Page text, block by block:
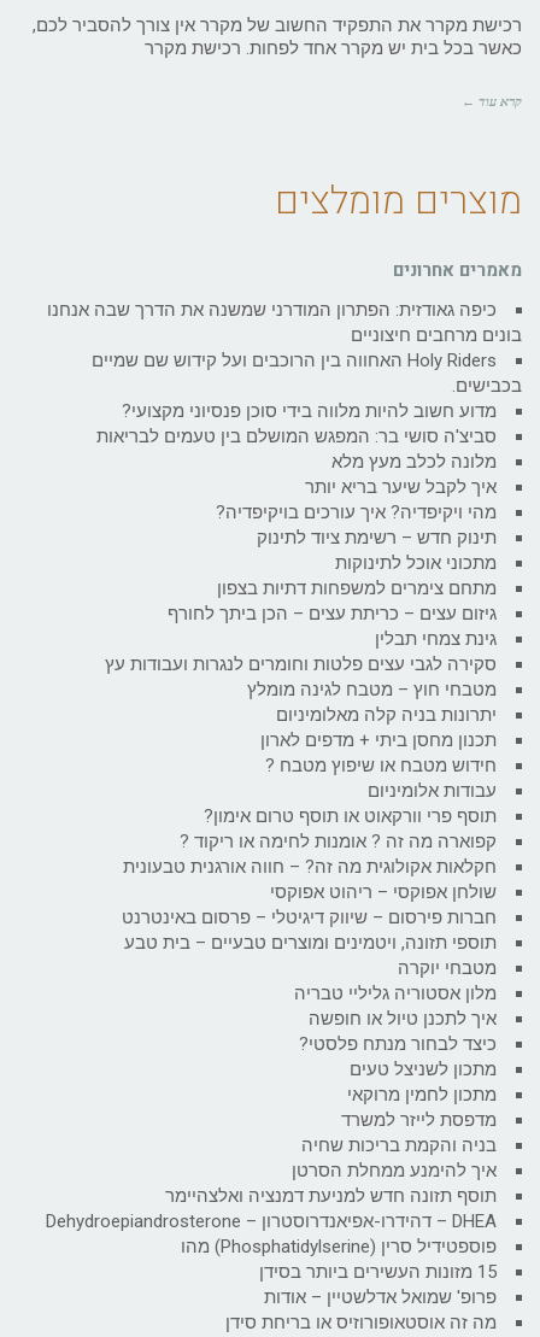
רכישת מקרר את התפקיד החשוב של מקרר אין צורך להסביר לכם,
כאשר בכל בית יש מקרר אחד לפחות. רכישת מקרר
קרא עוד ←
מוצרים מומלצים
מאמרים אחרונים
כיפה גאודזית: הפתרון המודרני שמשנה את הדרך שבה אנחנו
בונים מרחבים חיצוניים
Holy Riders האחווה בין הרוכבים ועל קידוש שם שמיים
בכבישים.
מדוע חשוב להיות מלווה בידי סוכן פנסיוני מקצועי?
סביצ'ה סושי בר: המפגש המושלם בין טעמים לבריאות
מלונה לכלב מעץ מלא
איך לקבל שיער בריא יותר
מהי ויקיפדיה? איך עורכים בויקיפדיה?
תינוק חדש – רשימת ציוד לתינוק
מתכוני אוכל לתינוקות
מתחם צימרים למשפחות דתיות בצפון
גיזום עצים – כריתת עצים – הכן ביתך לחורף
גינת צמחי תבלין
סקירה לגבי עצים פלטות וחומרים לנגרות ועבודות עץ
מטבחי חוץ – מטבח לגינה מומלץ
יתרונות בניה קלה מאלומיניום
תכנון מחסן ביתי + מדפים לארון
חידוש מטבח או שיפוץ מטבח ?
עבודות אלומיניום
תוסף פרי וורקאוט או תוסף טרום אימון?
קפוארה מה זה ? אומנות לחימה או ריקוד ?
חקלאות אקולוגית מה זה? – חווה אורגנית טבעונית
שולחן אפוקסי – ריהוט אפוקסי
חברות פירסום – שיווק דיגיטלי – פרסום באינטרנט
תוספי תזונה, ויטמינים ומוצרים טבעיים – בית טבע
מטבחי יוקרה
מלון אסטוריה גליליי טבריה
איך לתכנן טיול או חופשה
כיצד לבחור מנתח פלסטי?
מתכון לשניצל טעים
מתכון לחמין מרוקאי
מדפסת לייזר למשרד
בניה והקמת בריכות שחיה
איך להימנע ממחלת הסרטן
תוסף תזונה חדש למניעת דמנציה ואלצהיימר
DHEA – דהידרו-אפיאנדרוסטרון – Dehydroepiandrosterone
פוספטידיל סרין (Phosphatidylserine) מהו
15 מזונות העשירים ביותר בסידן
פרופ' שמואל אדלשטיין – אודות
מה זה אוסטאופורוזיס או בריחת סידן